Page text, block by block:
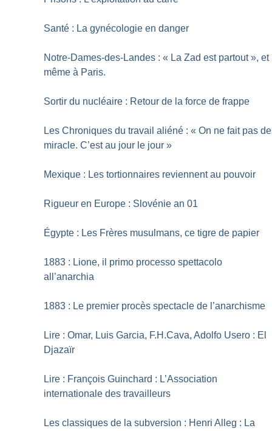
Santé : La gynécologie en danger
Notre-Dames-des-Landes : « La Zad est partout », et
même à Paris.
Sortir du nucléaire : Retour de la force de frappe
Les Chroniques du travail aliéné : « On ne fait pas de
miracle. C’est au jour le jour »
Mexique : Les tortionnaires reviennent au pouvoir
Rigueur en Europe : Slovénie an 01
Égypte : Les Frères musulmans, ce tigre de papier
1883 : Lione, il primo processo spettacolo
all’anarchia
1883 : Le premier procès spectacle de l’anarchisme
Lire : Omar, Luis Garcia, F.H.Cava, Adolfo Usero : El
Djazaïr
Lire : François Guinchard : L’Association
internationale des travailleurs
Les classiques de la subversion : Henri Alleg : La